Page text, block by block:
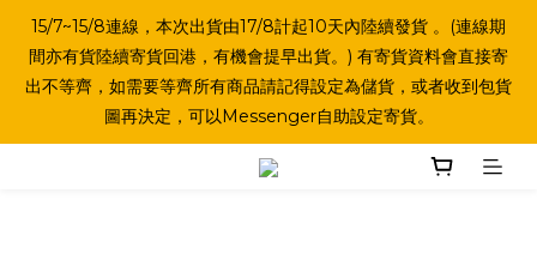
15/7~15/8連線，本次出貨由17/8計起10天內陸續發貨 。(連線期
間亦有貨陸續寄貨回港，有機會提早出貨。) 有寄貨資料會直接寄
出不等齊，如需要等齊所有商品請記得設定為儲貨，或者收到包貨
圖再決定，可以Messenger自助設定寄貨。